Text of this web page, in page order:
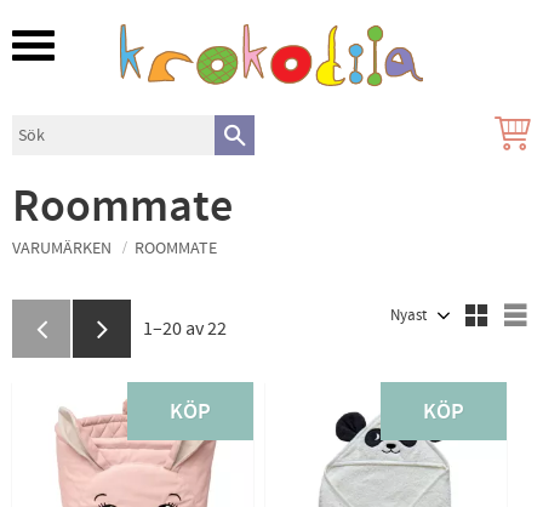
Meny
Roommate
VARUMÄRKEN ROOMMATE
1–20 av22
KÖP KÖP